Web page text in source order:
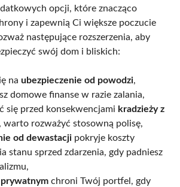
opcji, które znacząco
i zapewnią Ci większe poczucie
następujące rozszerzenia, aby
swój dom i bliskich:
na ubezpieczenie od powodzi,
domowe finanse w razie zalania,
się przed konsekwencjami kradzieży z
, warto rozważyć stosowną polisę,
od dewastacji pokryje koszty
stanu sprzed zdarzenia, gdy padniesz
chroni Twój portfel, gdy